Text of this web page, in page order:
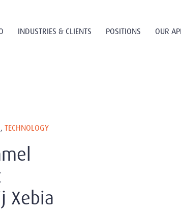
INDUSTRIES & CLIENTS POSITIONS OUR
, TECHNOLOGY
Xebia